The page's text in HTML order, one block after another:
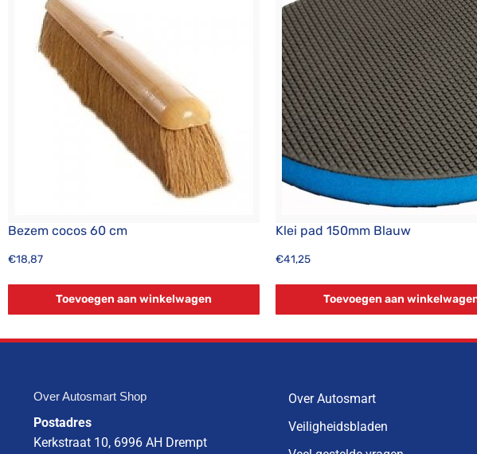
Bezem cocos 60 cm
€18,87
Toevoegen aan winkelwagen
Klei pad 150mm Blauw
€41,25
Toevoegen aan
Over Autosmart Shop
Postadres
Kerkstraat 10, 6996 AH Drempt
Over Autosmart
Veiligheidsbladen